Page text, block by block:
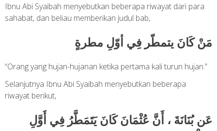
Ibnu Abi Syaibah menyebutkan beberapa riwayat dari para
sahabat, dan beliau memberikan judul bab,
مَنْ كَانَ يتمطّر فِي أوّلِ مطرةٍ
“Orang yang hujan-hujanan ketika pertama kali turun hujan.”
Selanjutnya Ibnu Abi Syaibah menyebutkan beberapa
riwayat berikut,
عَن بُنَانَةَ ، أَنَّ عُثْمَانَ كَانَ يَتَمَطَّرُ فِي أَوَّلِ